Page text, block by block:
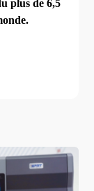
plus de 6,5